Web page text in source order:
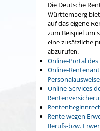
Die Deutsche
Württemberg
auf das eigene
zum Beispiel um
eine zusätzliche
abzurufen.
Online-Portal des
Online-
Online-Services
Rente wegen
Berufs-bzw.